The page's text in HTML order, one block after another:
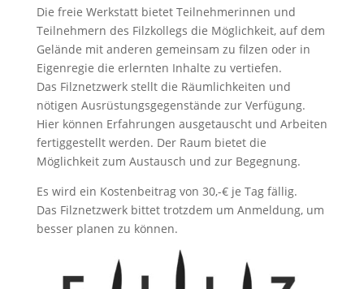
Die freie Werkstatt bietet Teilnehmerinnen und
Teilnehmern des Filzkollegs die Möglichkeit, auf dem
Gelände mit anderen gemeinsam zu filzen oder in
Eigenregie die erlernten Inhalte zu vertiefen.
Das Filznetzwerk stellt die Räumlichkeiten und
nötigen Ausrüstungsgegenstände zur Verfügung.
Hier können Erfahrungen ausgetauscht und Arbeiten
fertiggestellt werden. Der Raum bietet die
Möglichkeit zum Austausch und zur Begegnung.
Es wird ein Kostenbeitrag von 30,-€ je Tag fällig.
Das Filznetzwerk bittet trotzdem um Anmeldung, um
besser planen zu können.